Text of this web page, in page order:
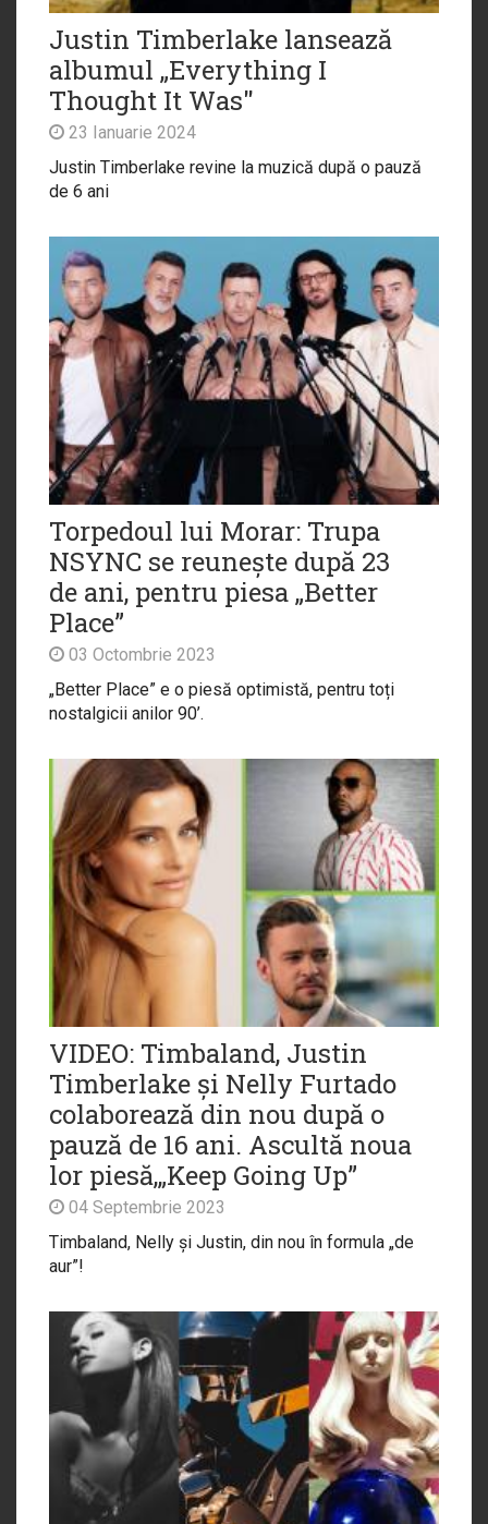
Justin Timberlake lansează
albumul „Everything I
Thought It Was"
23 Ianuarie 2024
Justin Timberlake revine la muzică după o pauză
de 6 ani
Torpedoul lui Morar: Trupa
NSYNC se reunește după 23
de ani, pentru piesa „Better
Place”
03 Octombrie 2023
„Better Place” e o piesă optimistă, pentru toți
nostalgicii anilor 90’.
VIDEO: Timbaland, Justin
Timberlake și Nelly Furtado
colaborează din nou după o
pauză de 16 ani. Ascultă noua
lor piesă,„Keep Going Up”
04 Septembrie 2023
Timbaland, Nelly și Justin, din nou în formula „de
aur”!